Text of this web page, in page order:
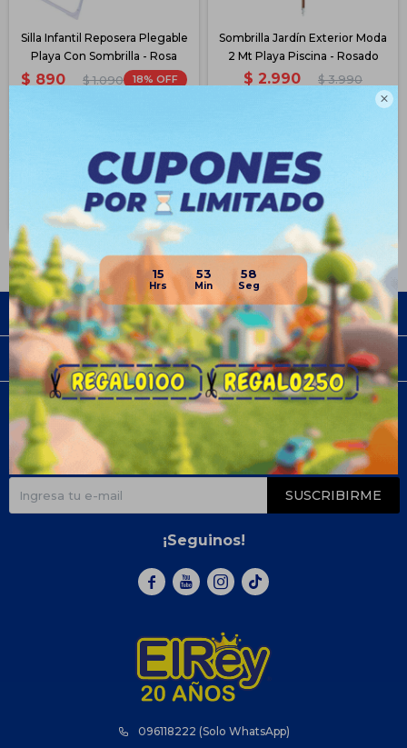

15 53 58
Silla Infantil Reposera Plegable
Playa Con Sombrilla - Rosa
$ 890 $ 1.090 18
$ 801
Disponible PickUp
Disponible Envío
Sombrilla Jardín Exterior Moda
2 Mt Playa Piscina - Rosado
$ 2.990 $ 3.990
$
$
Disponible PickUp
Disponible Envío
096118222 (Solo WhatsApp)
Empresa
Compra
Newsletter
¡Suscribite y recibí todas nuestras novedades!
SUSCRIBIRME
¡Seguinos!
  